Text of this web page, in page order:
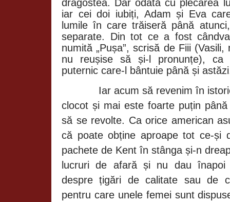
dragostea. Dar odată cu plecarea
iar cei doi iubiți, Adam și Eva
lumile în care trăiseră până
separate. Din tot ce a fost
numită „Pușa”, scrisă de Fiii
nu reușise să și-l pronunțe), ca
puternic care-l bântuie până și
Iar acum să revenim în
clocot și mai este foarte puțin
să se revolte. Ca orice american
că poate obține aproape tot ce-și
pachete de Kent în stânga și-n
lucruri de afară și nu dau înapoi
despre țigări de calitate sau de
pentru care unele femei sunt